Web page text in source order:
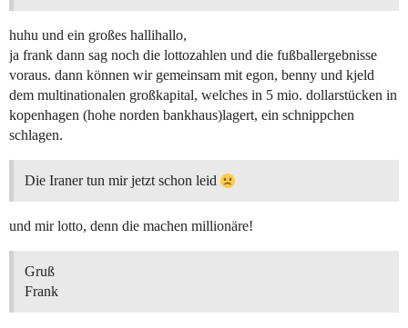
huhu und ein großes hallihallo,
ja frank dann sag noch die lottozahlen und die fußballergebnisse
voraus. dann können wir gemeinsam mit egon, benny und kjeld
dem multinationalen großkapital, welches in 5 mio. dollarstücken in
kopenhagen (hohe norden bankhaus)lagert, ein schnippchen
schlagen.
Die Iraner tun mir jetzt schon leid
und mir lotto, denn die machen millionäre!
Gruß
Frank